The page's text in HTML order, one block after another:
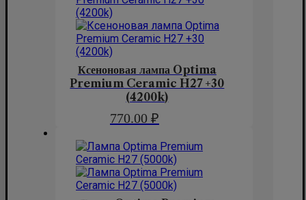
Ксеноновая лампа Optima
Premium Ceramic H27 +30
(4200k)
770.00 ₽